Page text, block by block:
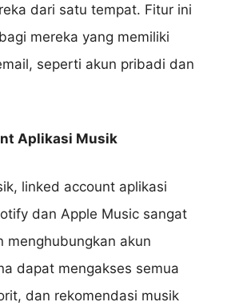
dari satu tempat. Fitur ini
mereka yang memiliki
seperti akun pribadi dan
Aplikasi Musik
linked account aplikasi
dan Apple Music sangat
menghubungkan akun
dapat mengakses semua
dan rekomendasi musik